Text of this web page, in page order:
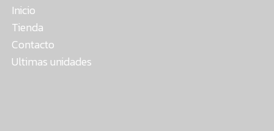
Inicio
Tienda
Contacto
Ultimas unidades